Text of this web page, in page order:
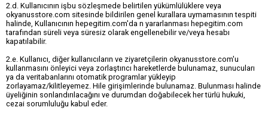
2.d. Kullanıcının işbu sözleşmede belirtilen yükümlülüklere veya
okyanusstore.com sitesinde bildirilen genel kurallara uymamasının tespiti
halinde, Kullanıcının hepegitim.com'da n yararlanması hepegitim.com
tarafından süreli veya süresiz olarak engellenebilir ve/veya hesabı
kapatılabilir.
2.e. Kullanıcı, diğer kullanıcıların ve ziyaretçilerin okyanusstore.com'u
kullanmasını önleyici veya zorlaştırıcı hareketlerde bulunamaz, sunucuları
ya da veritabanlarını otomatik programlar yükleyip
zorlayamaz/kilitleyemez. Hile girişimlerinde bulunamaz. Bulunması halinde
üyeliğinin sonlandırılacağını ve durumdan doğabilecek her türlü hukuki,
cezai sorumluluğu kabul eder.